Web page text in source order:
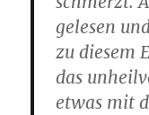
gelesen
zu diesem
das
etwas mit